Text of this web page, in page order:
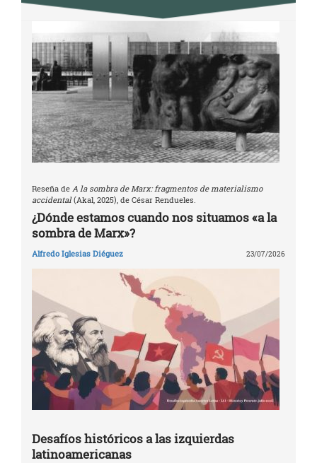
Reseña de A la sombra de Marx: fragmentos de materialismo
accidental(Akal, 2025), de César Rendueles.
¿Dónde estamos cuando nos situamos «a la
sombra de Marx»?
Alfredo Iglesias Diéguez 23/07/2026
Desafíos históricos a las izquierdas
latinoamericanas